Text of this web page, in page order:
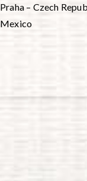
Praha – Czech
Mexico